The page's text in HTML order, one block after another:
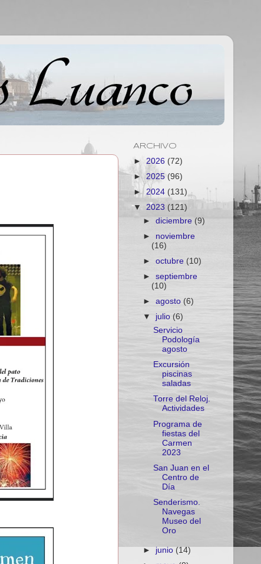
ARCHIVO
► 2026 (72)
► 2025 (96)
► 2024 (131)
▼ 2023 (121)
►diciembre (9)
► noviembre
(16)
►octubre (10)
►septiembre
(10)
►agosto (6)
▼ julio (6)
Servicio
Podología
agosto
Excursión
piscinas
saladas
Torre del Reloj.
Actividades
Programa de
fiestas del
Carmen
2023
San Juan en el
Centro de
Día
Senderismo.
Navegas
Museo del
Oro
►junio(14)